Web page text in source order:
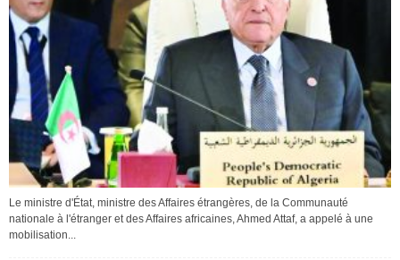
Le ministre d'État, ministre des Affaires étrangères, de la Communauté
nationale à l'étranger et des Affaires africaines, Ahmed Attaf, a appelé à une
mobilisation...